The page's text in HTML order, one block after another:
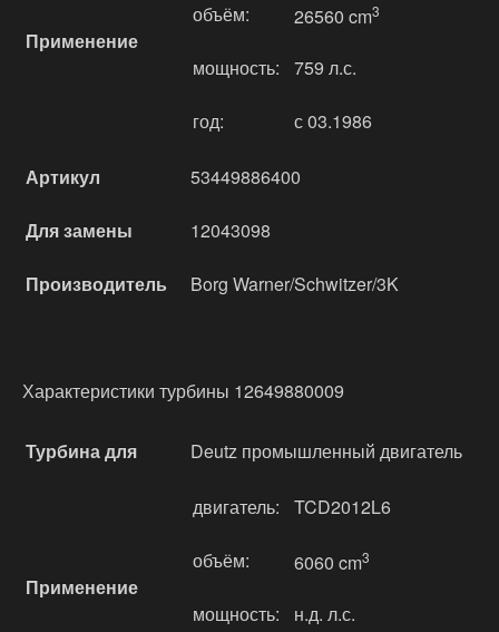
Применение
объём: 26560 cm3
мощность: 759 л.с.
год: с 03.1986
Артикул 53449886400
Для замены 12043098
Производитель Borg Warner/Schwitzer/3K
Характеристики турбины 12649880009
Турбина для Deutz промышленный двигатель
Применение
двигатель: TCD2012L6
объём: 6060 cm3
мощность: н.д. л.с.